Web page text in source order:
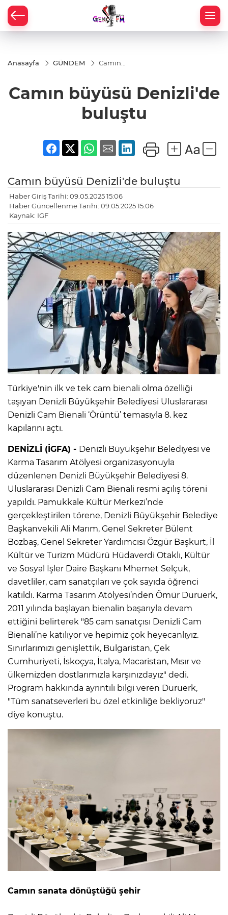
Anasayfa GÜNDEM
Camın
buluştu
Camın büyüsü Denizli'de
buluştu
Camın büyüsü Denizli'de buluştu
Haber Giriş Tarihi: 09.05.2025 15:06
Haber Güncellenme Tarihi: 09.05.2025 15:06
Kaynak: IGF
Türkiye'nin ilk ve tek cam bienali olma özelliği
taşıyan Denizli Büyükşehir Belediyesi Uluslararası
Denizli Cam Bienali ‘Örüntü’ temasıyla 8. kez
kapılarını açtı.
DENİZLİ (İGFA) - Denizli Büyükşehir Belediyesi ve
Karma Tasarım Atölyesi organizasyonuyla
düzenlenen Denizli Büyükşehir Belediyesi 8.
Uluslararası Denizli Cam Bienali resmi açılış töreni
yapıldı. Pamukkale Kültür Merkezi’nde
gerçekleştirilen törene, Denizli Büyükşehir Belediye
Başkanvekili Ali Marım, Genel Sekreter Bülent
Bozbaş, Genel Sekreter Yardımcısı Özgür Başkurt, İl
Kültür ve Turizm Müdürü Hüdaverdi Otaklı, Kültür
ve Sosyal İşler Daire Başkanı Mhemet Selçuk,
davetliler, cam sanatçıları ve çok sayıda öğrenci
katıldı. Karma Tasarım Atölyesi’nden Ömür Duruerk,
2011 yılında başlayan bienalin başarıyla devam
ettiğini belirterek "85 cam sanatçısı Denizli Cam
Bienali’ne katılıyor ve hepimiz çok heyecanlıyız.
Sınırlarımızı genişlettik, Bulgaristan, Çek
Cumhuriyeti, İskoçya, İtalya, Macaristan, Mısır ve
ülkemizden dostlarımızla karşınızdayız" dedi.
Program hakkında ayrıntılı bilgi veren Duruerk,
"Tüm sanatseverleri bu özel etkinliğe bekliyoruz"
diye konuştu.
Camın sanata dönüştüğü şehir